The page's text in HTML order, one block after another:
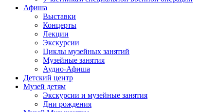
Афиша
Выставки
Концерты
Лекции
Экскурсии
Циклы музейных занятий
Музейные занятия
Аудио-Афиша
Детский центр
Музей детям
Экскурсии и музейные занятия
Дни рождения